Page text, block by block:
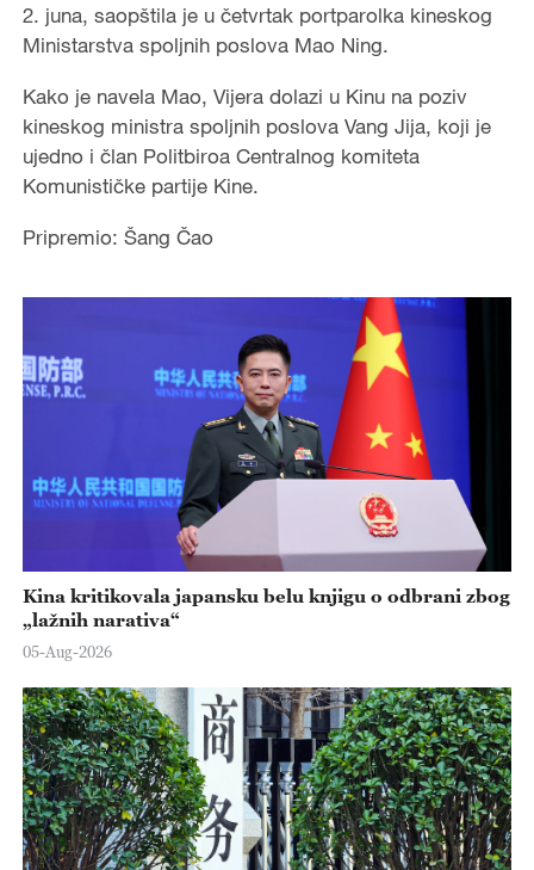
2. juna, saopštila je u četvrtak portparolka kineskog
Ministarstva spoljnih poslova Mao Ning.
Kako je navela Mao, Vijera dolazi u Kinu na poziv
kineskog ministra spoljnih poslova Vang Jija, koji je
ujedno i član Politbiroa Centralnog komiteta
Komunističke partije Kine.
Pripremio: Šang Čao
Kina kritikovala japansku belu knjigu o odbrani zbog
„lažnih narativa“
05-Aug-2026